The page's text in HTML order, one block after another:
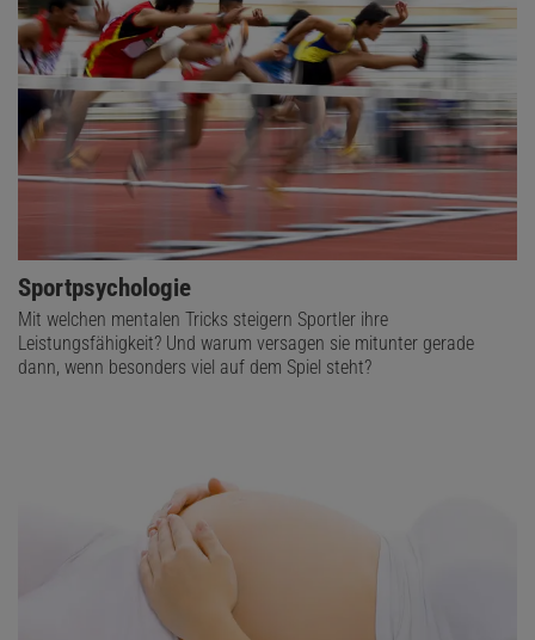
Sportpsychologie
Mit welchen mentalen Tricks steigern Sportler ihre
Leistungsfähigkeit? Und warum versagen sie mitunter gerade
dann, wenn besonders viel auf dem Spiel steht?